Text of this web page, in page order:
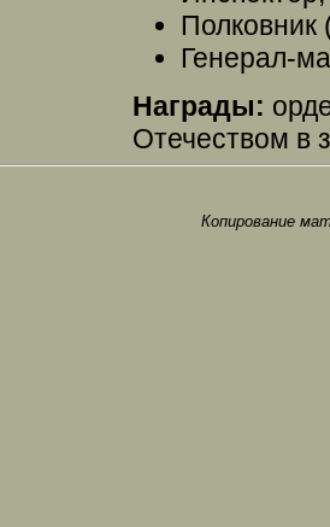
Полковник
Генерал-
Награды:
Отечеством в
Копирование